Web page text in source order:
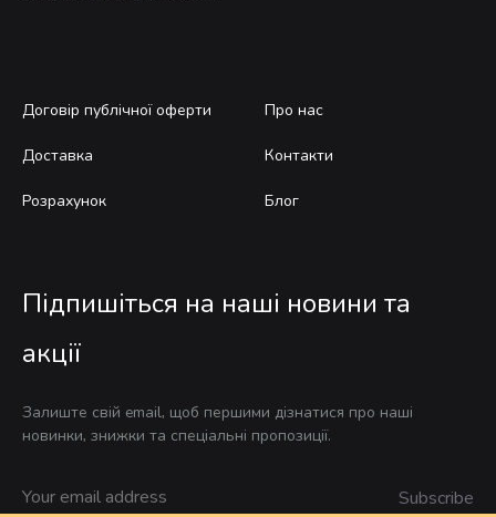
Договір публічної оферти
Доставка
Розрахунок
Про нас
Контакти
Блог
Підпишіться на наші новини та
акції
Залиште свій email, щоб першими дізнатися про наші
новинки, знижки та спеціальні пропозиції.